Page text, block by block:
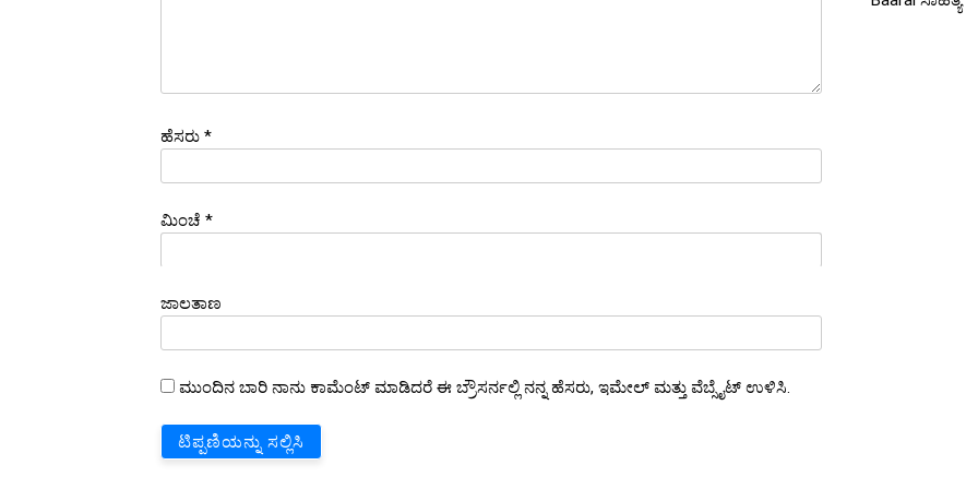
ಹೆಸರು *
ಮಿಂಚೆ *
ಜಾಲತಾಣ
ಮುಂದಿನ ಬಾರಿ ನಾನು ಕಾಮೆಂಟ್ ಮಾಡಿದರೆ ಈ ಬ್ರೌಸರ್ನಲ್ಲಿ ನನ್ನ ಹೆಸರು, ಇಮೇಲ್ ಮತ್ತು ವೆಬ್ಸೈಟ್ ಉಳಿಸಿ.